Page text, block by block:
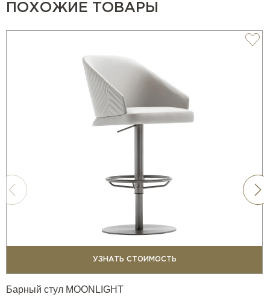
ПОХОЖИЕ ТОВАРЫ
УЗНАТЬ СТОИМОСТЬ
Барный стул MOONLIGHT